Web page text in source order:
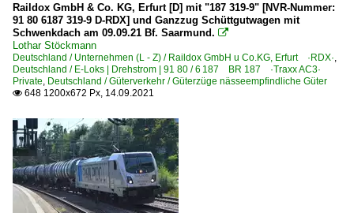
Raildox GmbH & Co. KG, Erfurt [D] mit "187 319-9" [NVR-Nummer:
91 80 6187 319-9 D-RDX] und Ganzzug Schüttgutwagen mit
Schwenkdach am 09.09.21 Bf. Saarmund. 
Lothar Stöckmann
Deutschland / Unternehmen (L - Z) / Raildox GmbH u Co.KG, Erfurt ·RDX·,
Deutschland / E-Loks | Drehstrom | 91 80 / 6 187 BR 187 ·Traxx AC3·
Private, Deutschland / Güterverkehr / Güterzüge nässeempfindliche Güter
 648 1200x672 Px, 14.09.2021